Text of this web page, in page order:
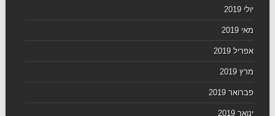
יולי 2019
מאי 2019
אפריל 2019
מרץ 2019
פברואר 2019
ינואר 2019